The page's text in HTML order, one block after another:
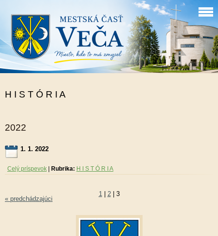
H I S T Ó R I A
2022
1. 1. 2022
Celý príspevok Rubrika: H I S T Ó R I A
« predchádzajúci
1 2 3